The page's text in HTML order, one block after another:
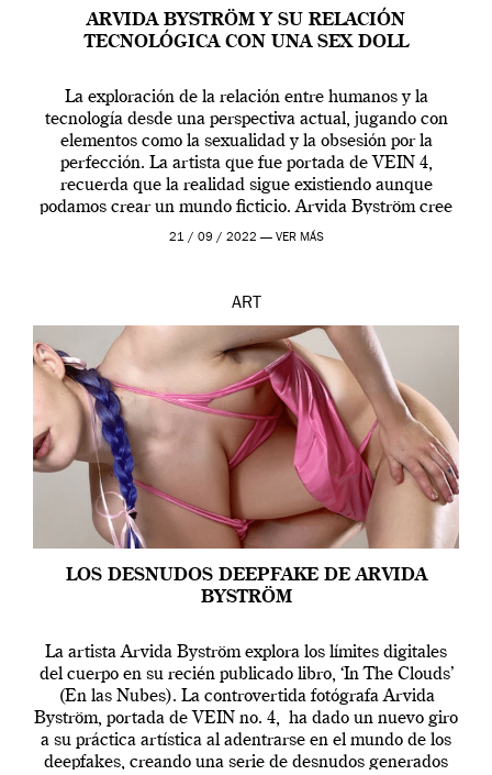
ARVIDA BYSTRÖM Y SU RELACIÓN
TECNOLÓGICA CON UNA SEX DOLL
La exploración de la relación entre humanos y la
tecnología desde una perspectiva actual, jugando con
elementos como la sexualidad y la obsesión por la
perfección. La artista que fue portada de VEIN 4,
recuerda que la realidad sigue existiendo aunque
podamos crear un mundo ficticio. Arvida Byström cree
que los humanos tienen un complejo […]
21 / 09 / 2022 — VER MÁS
ART
LOS DESNUDOS DEEPFAKE DE ARVIDA
BYSTRÖM
La artista Arvida Byström explora los límites digitales
del cuerpo en su recién publicado libro, ‘In The Clouds’
(En las Nubes). La controvertida fotógrafa Arvida
Byström, portada de VEIN no. 4, ha dado un nuevo giro
a su práctica artística al adentrarse en el mundo de los
deepfakes, creando una serie de desnudos generados